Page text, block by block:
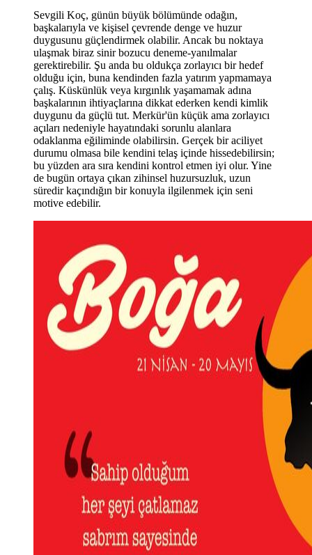
Sevgili Koç, günün büyük bölümünde odağın,
başkalarıyla ve kişisel çevrende denge ve huzur
duygusunu güçlendirmek olabilir. Ancak bu noktaya
ulaşmak biraz sinir bozucu deneme-yanılmalar
gerektirebilir. Şu anda bu oldukça zorlayıcı bir hedef
olduğu için, buna kendinden fazla yatırım yapmamaya
çalış. Küskünlük veya kırgınlık yaşamamak adına
başkalarının ihtiyaçlarına dikkat ederken kendi kimlik
duygunu da güçlü tut. Merkür'ün küçük ama zorlayıcı
açıları nedeniyle hayatındaki sorunlu alanlara
odaklanma eğiliminde olabilirsin. Gerçek bir aciliyet
durumu olmasa bile kendini telaş içinde hissedebilirsin;
bu yüzden ara sıra kendini kontrol etmen iyi olur. Yine
de bugün ortaya çıkan zihinsel huzursuzluk, uzun
süredir kaçındığın bir konuyla ilgilenmek için seni
motive edebilir.